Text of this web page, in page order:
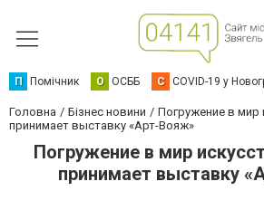
П Помічник О ОСББ C COVID-19 у
Головна Бізнес новини
Погружение в мир
принимает выставку «Арт-Вояж»
Погружение в мир
принимает выставку